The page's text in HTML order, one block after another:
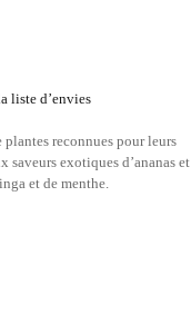
liste d’envies
reconnues pour leurs
exotiques d’ananas et
et de menthe.